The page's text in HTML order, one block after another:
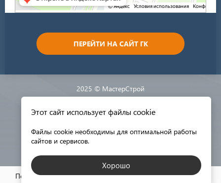
ПЕРЕЙТИ НА САЙТ ГК
2025 © МастерСтрой
Разработка сайта:
Пользуясь этим сайтом, вы соглашаетесь с нашейполитикой
Этот сайт использует файлы cookie
Файлы cookie необходимы для оптимальной работы
сайтов и сервисов.
Хорошо
КАТАЛОГ МАТЕРИАЛОВ